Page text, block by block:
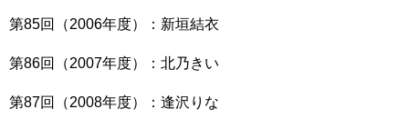
第85回（2006年度）：新垣結衣
第86回（2007年度）：北乃きい
第87回（2008年度）：逢沢りな